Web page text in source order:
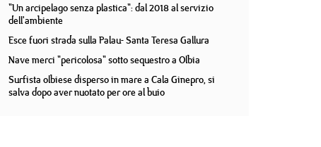
"Un arcipelago senza plastica": dal 2018 al servizio
dell'ambiente
Esce fuori strada sulla Palau- Santa Teresa Gallura
Nave merci "pericolosa" sotto sequestro a Olbia
Surfista olbiese disperso in mare a Cala Ginepro, si
salva dopo aver nuotato per ore al buio